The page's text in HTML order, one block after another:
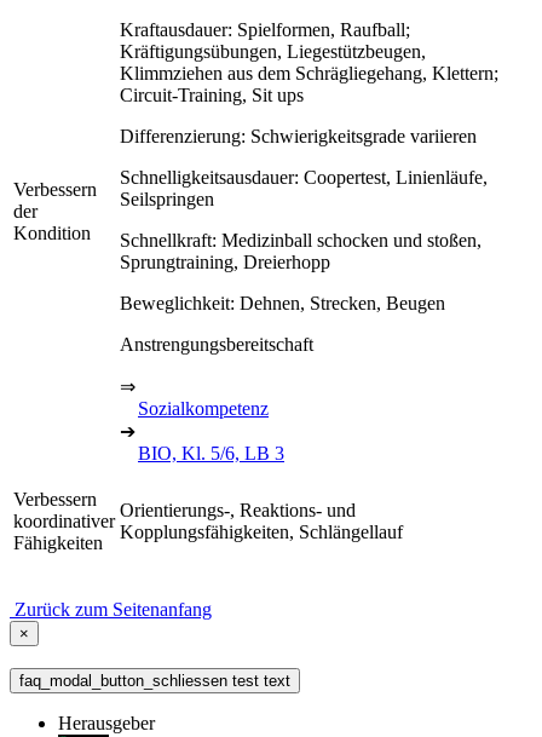
Verbessern
der
Kondition
Kraftausdauer: Spielformen, Raufball;
Kräftigungsübungen, Liegestützbeugen,
Klimmziehen aus dem Schrägliegehang, Klettern;
Circuit-Training, Sit ups
Differenzierung: Schwierigkeitsgrade variieren
Schnelligkeitsausdauer: Coopertest, Linienläufe,
Seilspringen
Schnellkraft: Medizinball schocken und stoßen,
Sprungtraining, Dreierhopp
Beweglichkeit: Dehnen, Strecken, Beugen
Anstrengungsbereitschaft
⇒
Sozialkompetenz
➔
BIO, Kl. 5/6, LB 3
Verbessern
koordinativer
Fähigkeiten
Orientierungs-, Reaktions- und
Kopplungsfähigkeiten, Schlängellauf
Zurück zum Seitenanfang
×
faq_modal_button_schliessen test text
Herausgeber